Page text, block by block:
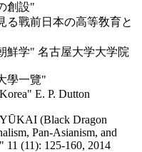
創設"
る戰前日本の高等敎育と
鮮学" 名古屋大学大学院
學一覽"
E. P. Dutton
(Black Dragon
Pan-Asianism, and
11 (11): 125-160, 2014